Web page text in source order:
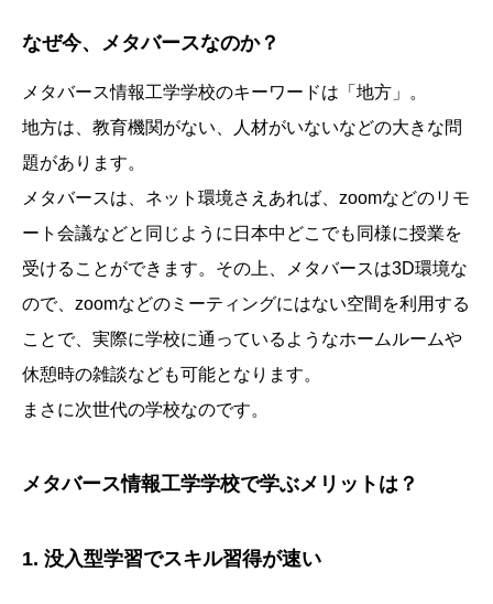
なぜ今、メタバースなのか？
メタバース情報工学学校のキーワードは「地方」。
地方は、教育機関がない、人材がいないなどの大きな問
題があります。
メタバースは、ネット環境さえあれば、zoomなどのリモ
ート会議などと同じように日本中どこでも同様に授業を
受けることができます。その上、メタバースは3D環境な
ので、zoomなどのミーティングにはない空間を利用する
ことで、実際に学校に通っているようなホームルームや
休憩時の雑談なども可能となります。
まさに次世代の学校なのです。
メタバース情報工学学校で学ぶメリットは？
1. 没入型学習でスキル習得が速い